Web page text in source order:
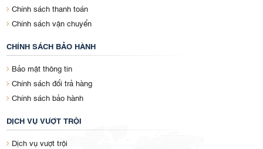
Chính sách thanh toán
Chính sách vận chuyển
CHÍNH SÁCH BẢO HÀNH
Bảo mật thông tin
Chính sách đổi trả hàng
Chính sách bảo hành
DỊCH VỤ VƯỢT TRỘI
Dịch vụ vượt trội